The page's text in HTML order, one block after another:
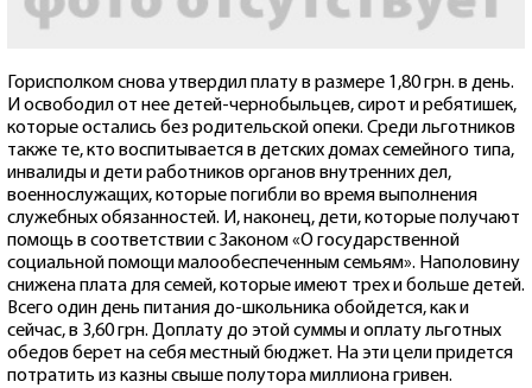
Горисполком снова утвердил плату в размере 1,80 грн. в день.
И освободил от нее детей-чернобыльцев, сирот и ребятишек,
которые остались без родительской опеки. Среди льготников
также те, кто воспитывается в детских домах семейного типа,
инвалиды и дети работников органов внутренних дел,
военнослужащих, которые погибли во время выполнения
служебных обязанностей. И, наконец, дети, которые получают
помощь в соответствии с Законом «О государственной
социальной помощи малообеспеченным семьям». Наполовину
снижена плата для семей, которые имеют трех и больше детей.
Всего один день питания до-школьника обойдется, как и
сейчас, в 3,60 грн. Доплату до этой суммы и оплату льготных
обедов берет на себя местный бюджет. На эти цели придется
потратить из казны свыше полутора миллиона гривен.